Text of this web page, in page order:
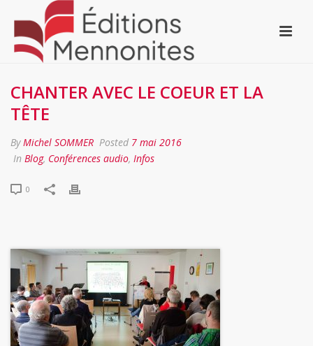
CHANTER AVEC LE COEUR ET LA
TÊTE
ByMichel SOMMER Posted 7 mai 2016
In Blog, Conférences audio, Infos
0